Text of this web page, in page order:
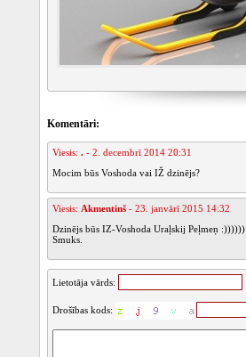
Komentāri:
Viesis: . - 2. decembrī 2014 20:31
Mocim būs Voshoda vai IŽ dzinējs?
Viesis: Akmentinš - 23. janvārī 2015 14:32
Dzinējs būs IZ-Voshoda Uraļskij Peļmeņ :))))))
Smuks.
Lietotāja vārds:
Drošības kods: